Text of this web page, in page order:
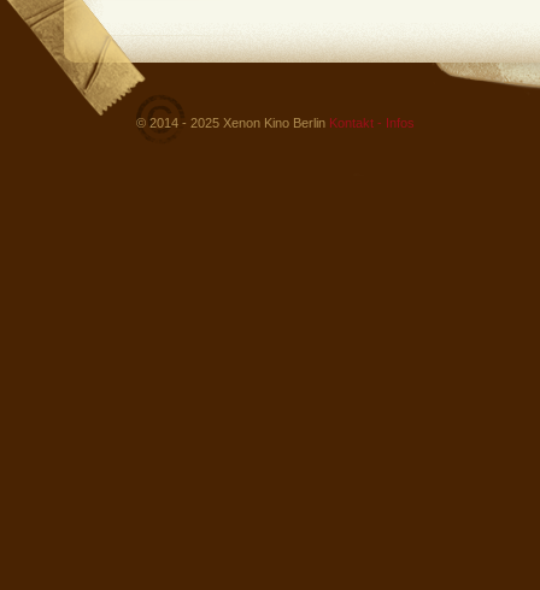
© 2014 - 2025 Xenon Kino Berlin Kontakt - Infos